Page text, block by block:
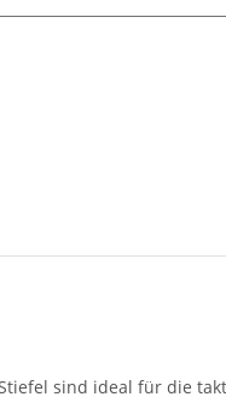
sind ideal für die